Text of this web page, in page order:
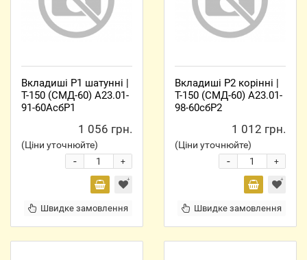
Вкладиші Р1 шатунні |
Т-150 (СМД-60) А23.01-
91-60АсбР1
1 056 грн.
(Ціни уточнюйте)
+
-
Швидке замовлення
Вкладиші Р2 корінні |
Т-150 (СМД-60) А23.01-
98-60сбР2
1 012 грн.
(Ціни уточнюйте)
+
-
Швидке замовлення